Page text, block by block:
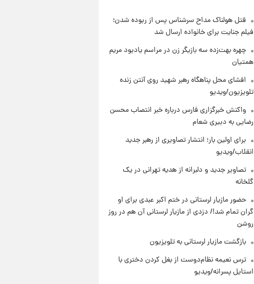
۱۱ ساعت پیش
قیمت محصولات ایران‌خودرو و
سایپا امروز شنبه ۱۷ مرداد ۱۴۰۵
دلار، طلا و سکه شنبه ۱۷ مرداد
قتل هولناک مداح سرشناس پس از ربوده شدن؛
فیلم جنایت برای خانواده ارسال شد
چهره بهت‌زده سه بازیگر زن در مراسم یادبود مریم
همتیان
افشای محل پناهگاه‌ رهبر شهید روی آنتن زنده
تلویزیون/ویدیو
واکنش خبرگزاری فارس درباره خبر انتصاب محسن
رضایی به دبیری شعام
برای اولین بار؛ انتشار تصاویری از رهبر جدید
انقلاب/ویدیو
تصاویر جدید و دلبرانه از هدیه تهرانی در یک
گلخانه
حضور مازیار لرستانی در ختم اکبر عبدی برای او
گران تمام شد!/ دزدی از مازیار لرستانی آن هم در روز
روشن
بازگشت مازیار لرستانی به تلویزیون
ترس نعیمه نظام‌دوست از بغل کردن دختری با
استایل پسرانه/ویدیو